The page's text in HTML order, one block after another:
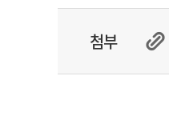
첨부